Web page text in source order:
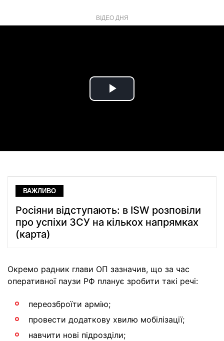
ВІДЕО ДНЯ
Play
ВАЖЛИВО
Росіяни відступають: в ISW розповіли
про успіхи ЗСУ на кількох напрямках
(карта)
Окремо радник глави ОП зазначив, що за час
оперативної паузи РФ планує зробити такі речі:
переозброїти армію;
провести додаткову хвилю мобілізації;
навчити нові підрозділи;